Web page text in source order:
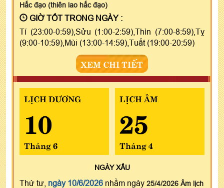
Hắc đạo (thiên lao hắc đạo)
GIỜ TỐT TRONG NGÀY :
Tí (23:00-0:59),Sửu (1:00-2:59),Thìn (7:00-8:59),Tỵ
(9:00-10:59),Mùi (13:00-14:59),Tuất (19:00-20:59)
XEM CHI TIẾT
LỊCH DƯƠNG
10
Tháng 6
LỊCH ÂM
25
Tháng 4
NGÀYXẤU
Thứ tư, ngày 10/6/2026 nhằm ngày 25/4/2026 Âm lịch